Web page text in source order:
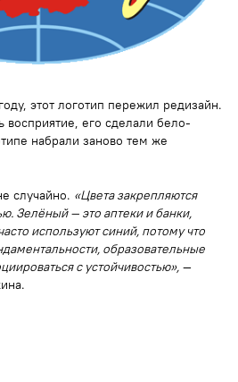
этот логотип пережил редизайн.
восприятие, его сделали бело-
набрали заново тем же
случайно. «Цвета закрепляются
Зелёный — это аптеки и банки,
используют синий, потому что
образовательные
с устойчивостью», —